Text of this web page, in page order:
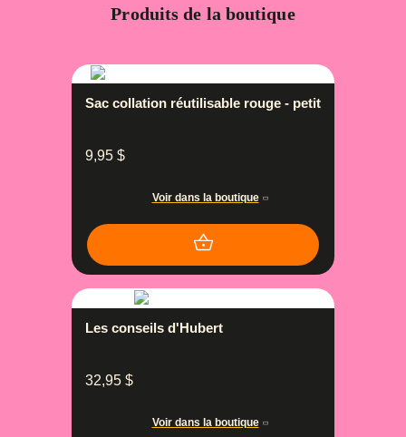
Produits de la boutique
Sac collation réutilisable rouge - petit
9,95 $
Voir dans la boutique
Les conseils d'Hubert
32,95 $
Voir dans la boutique